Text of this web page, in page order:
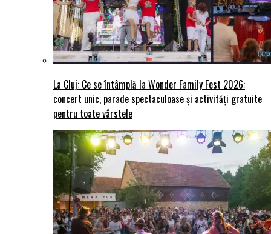
La Cluj: Ce se întâmplă la Wonder Family Fest 2026:
concert unic, parade spectaculoase și activități gratuite
pentru toate vârstele